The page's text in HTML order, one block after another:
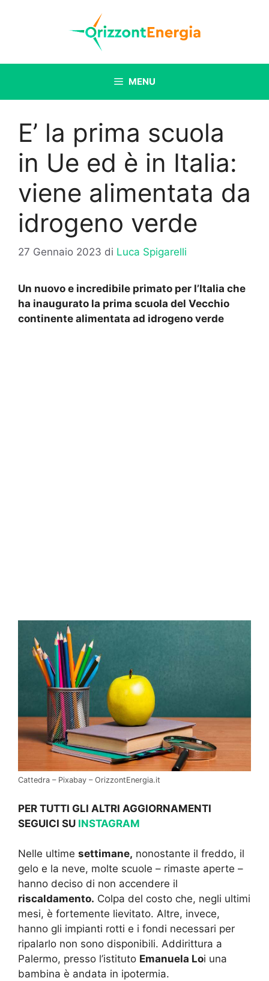
MENU
E’ la prima scuola
in Ue ed è in Italia:
viene alimentata da
idrogeno verde
27 Gennaio 2023 di Luca Spigarelli
Un nuovo e incredibile primato per l’Italia che
ha inaugurato la prima scuola del Vecchio
continente alimentata ad idrogeno verde
Cattedra – Pixabay – OrizzontEnergia.it
PER TUTTI GLI ALTRI AGGIORNAMENTI
SEGUICI SU INSTAGRAM
Nelle ultime settimane, nonostante il freddo, il
gelo e la neve, molte scuole – rimaste aperte –
hanno deciso di non accendere il
riscaldamento. Colpa del costo che, negli ultimi
mesi, è fortemente lievitato. Altre, invece,
hanno gli impianti rotti e i fondi necessari per
ripalarlo non sono disponibili. Addirittura a
Palermo, presso l’istituto Emanuela Loi una
bambina è andata in ipotermia.